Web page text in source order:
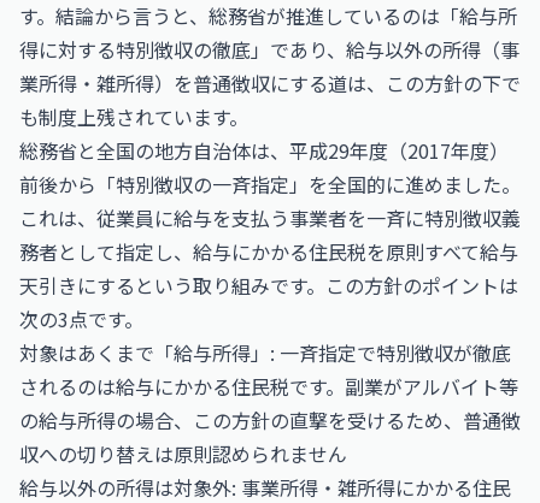
す。結論から言うと、総務省が推進しているのは「給与所
得に対する特別徴収の徹底」であり、給与以外の所得（事
業所得・雑所得）を普通徴収にする道は、この方針の下で
も制度上残されています。
総務省と全国の地方自治体は、平成29年度（2017年度）
前後から「特別徴収の一斉指定」を全国的に進めました。
これは、従業員に給与を支払う事業者を一斉に特別徴収義
務者として指定し、給与にかかる住民税を原則すべて給与
天引きにするという取り組みです。この方針のポイントは
次の3点です。
対象はあくまで「給与所得」: 一斉指定で特別徴収が徹底
されるのは給与にかかる住民税です。副業がアルバイト等
の給与所得の場合、この方針の直撃を受けるため、普通徴
収への切り替えは原則認められません
給与以外の所得は対象外: 事業所得・雑所得にかかる住民